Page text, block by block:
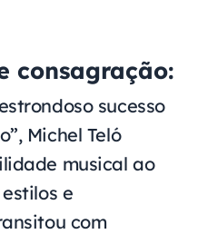
consagração:
sucesso
Michel Teló
musical ao
e
com